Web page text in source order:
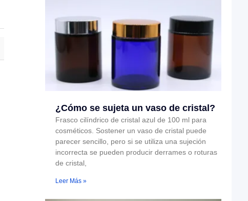
¿Cómo se sujeta un vaso de cristal?
Frasco cilíndrico de cristal azul de 100 ml para
cosméticos. Sostener un vaso de cristal puede
parecer sencillo, pero si se utiliza una sujeción
incorrecta se pueden producir derrames o roturas
de cristal,
Leer Más »